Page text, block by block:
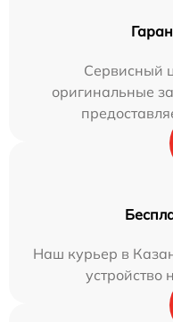
Сервисный
оригинальные
Наш курьер в
устройство